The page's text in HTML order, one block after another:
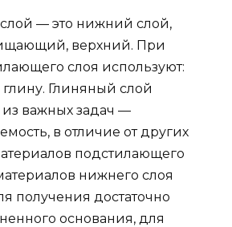
— это нижний слой,
верхний. При
слоя используют:
Глиняный слой
важных задач —
в отличие от других
подстилающего
нижнего слоя
получения достаточно
основания, для